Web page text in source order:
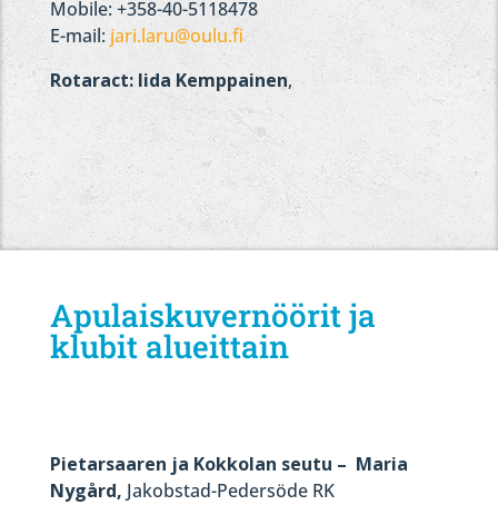
Mobile: +358-40-5118478
E-mail: jari.laru@oulu.fi
Rotaract: Iida Kemppainen,
Apulaiskuvernöörit ja
klubit alueittain
Pietarsaaren ja Kokkolan seutu – Maria
Nygård, Jakobstad-Pedersöde RK